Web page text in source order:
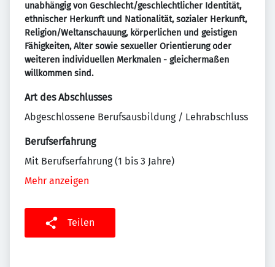
unabhängig von Geschlecht/geschlechtlicher Identität,
ethnischer Herkunft und Nationalität, sozialer Herkunft,
Religion/Weltanschauung, körperlichen und geistigen
Fähigkeiten, Alter sowie sexueller Orientierung oder
weiteren individuellen Merkmalen - gleichermaßen
willkommen sind.
Art des Abschlusses
Abgeschlossene Berufsausbildung / Lehrabschluss
Berufserfahrung
Mit Berufserfahrung (1 bis 3 Jahre)
Mehr anzeigen
Teilen